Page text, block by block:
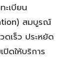
เบียน
สมบูรณ์
ดเร็ว ประหยัด
ดให้บริการ